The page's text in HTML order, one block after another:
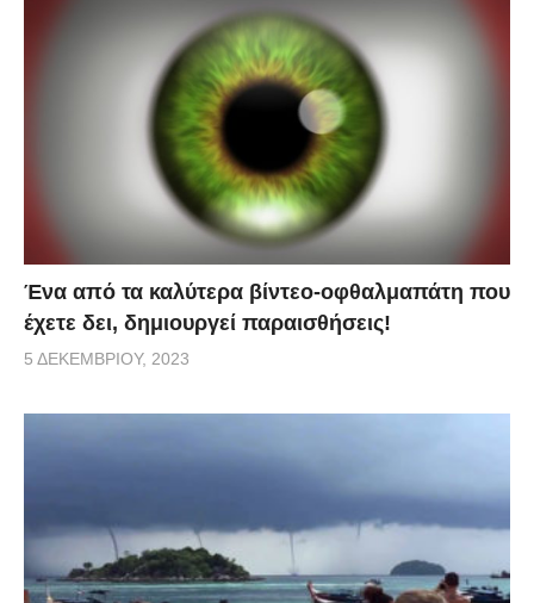
Ένα από τα καλύτερα βίντεο-οφθαλμαπάτη που
έχετε δει, δημιουργεί παραισθήσεις!
5 ΔΕΚΕΜΒΡΊΟΥ, 2023